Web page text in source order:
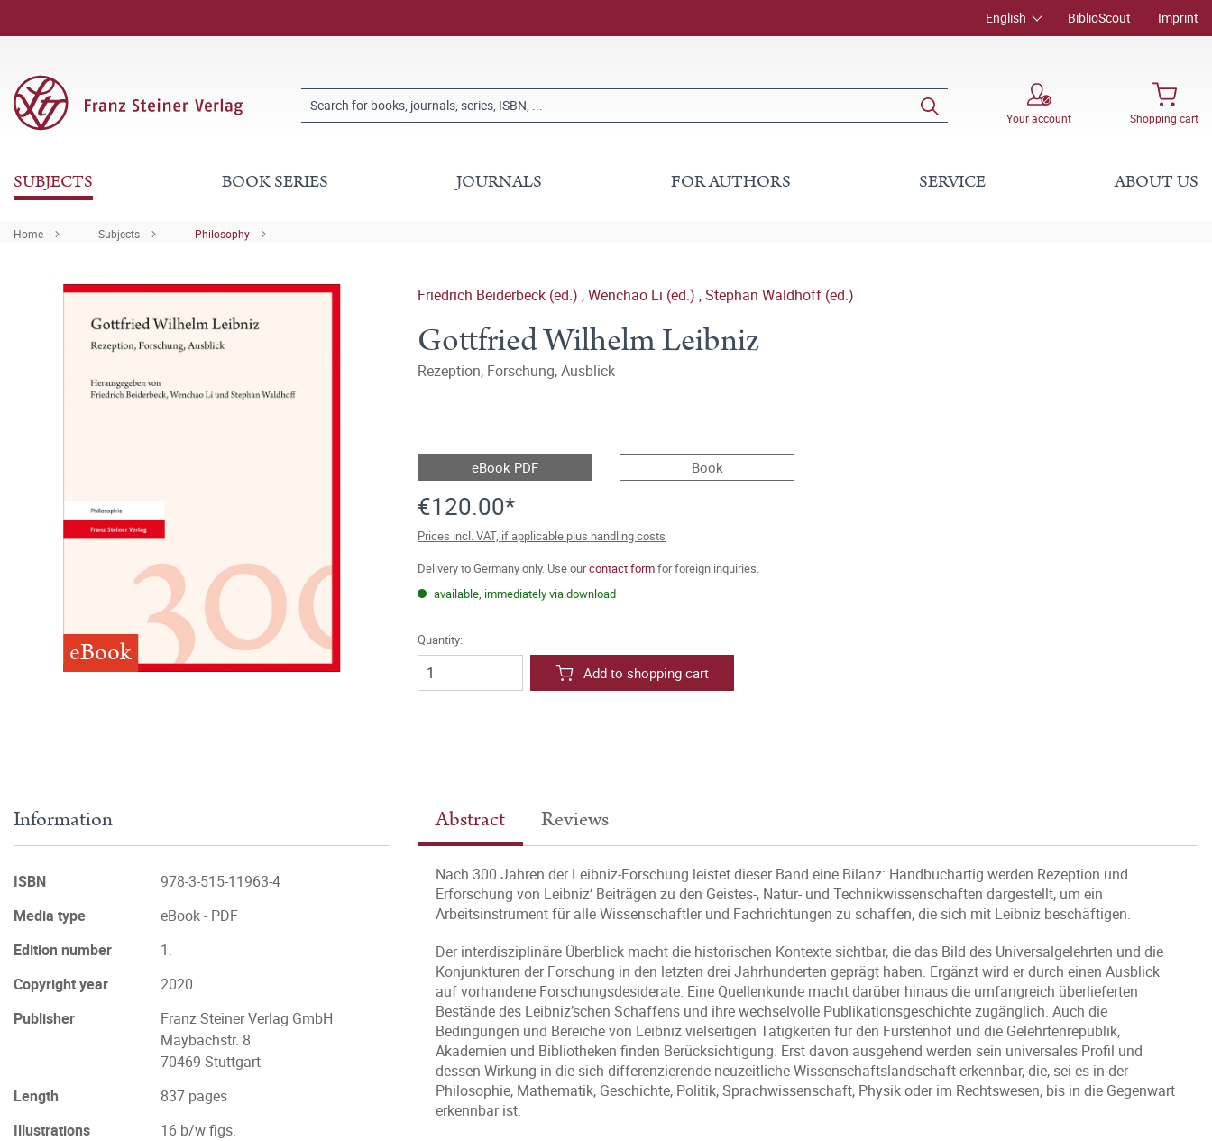
English BiblioScout Imprint
Your account Shopping cart
SUBJECTS BOOK SERIES JOURNALS FOR AUTHORS SERVICE ABOUT US
Home Subjects Philosophy
eBook
Friedrich Beiderbeck (ed.) ,Wenchao Li (ed.) ,Stephan Waldhoff (ed.)
Gottfried Wilhelm Leibniz
Rezeption, Forschung, Ausblick
eBook PDF Book
€120.00*
Prices incl. VAT, if applicable plus handling costs
Delivery to Germany only. Use ourcontact formfor foreign inquiries.
available, immediately via download
Quantity:
Add to shopping cart
Abstract Reviews
Nach 300 Jahren der Leibniz-Forschung leistet dieser Band eine Bilanz: Handbuchartig werden Rezeption und
Erforschung von Leibniz‘ Beiträgen zu den Geistes-, Natur- und Technikwissenschaften dargestellt, um ein
Arbeitsinstrument für alle Wissenschaftler und Fachrichtungen zu schaffen, die sich mit Leibniz beschäftigen.
Der interdisziplinäre Überblick macht die historischen Kontexte sichtbar, die das Bild des Universalgelehrten und die
Konjunkturen der Forschung in den letzten drei Jahrhunderten geprägt haben. Ergänzt wird er durch einen Ausblick
auf vorhandene Forschungsdesiderate. Eine Quellenkunde macht darüber hinaus die umfangreich überlieferten
Bestände des Leibniz’schen Schaffens und ihre wechselvolle Publikationsgeschichte zugänglich. Auch die
Bedingungen und Bereiche von Leibniz vielseitigen Tätigkeiten für den Fürstenhof und die Gelehrtenrepublik,
Akademien und Bibliotheken finden Berücksichtigung. Erst davon ausgehend werden sein universales Profil und
dessen Wirkung in die sich differenzierende neuzeitliche Wissenschaftslandschaft erkennbar, die, sei es in der
Philosophie, Mathematik, Geschichte, Politik, Sprachwissenschaft, Physik oder im Rechtswesen, bis in die Gegenwart
erkennbar ist.
Information
ISBN
978-3-515-11963-4
Media type
eBook - PDF
Edition number
1.
Copyright year
2020
Publisher
Franz Steiner Verlag GmbH
Maybachstr. 8
70469 Stuttgart
Length
837 pages
Illustrations
16 b/w figs.